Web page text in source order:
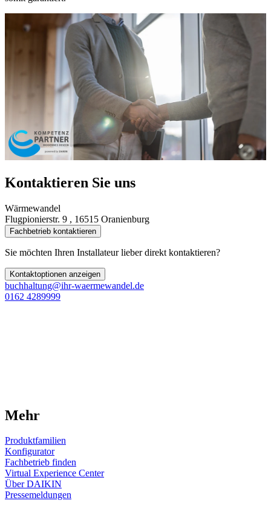
Kontaktieren Sie uns
Wärmewandel
Flugpionierstr. 9 , 16515 Oranienburg
Fachbetrieb kontaktieren
Sie möchten Ihren Installateur lieber direkt kontaktieren?
Kontaktoptionen anzeigen
buchhaltung@ihr-waermewandel.de
0162 4289999
Mehr
Produktfamilien
Konfigurator
Fachbetrieb finden
Virtual Experience Center
Über DAIKIN
Pressemeldungen